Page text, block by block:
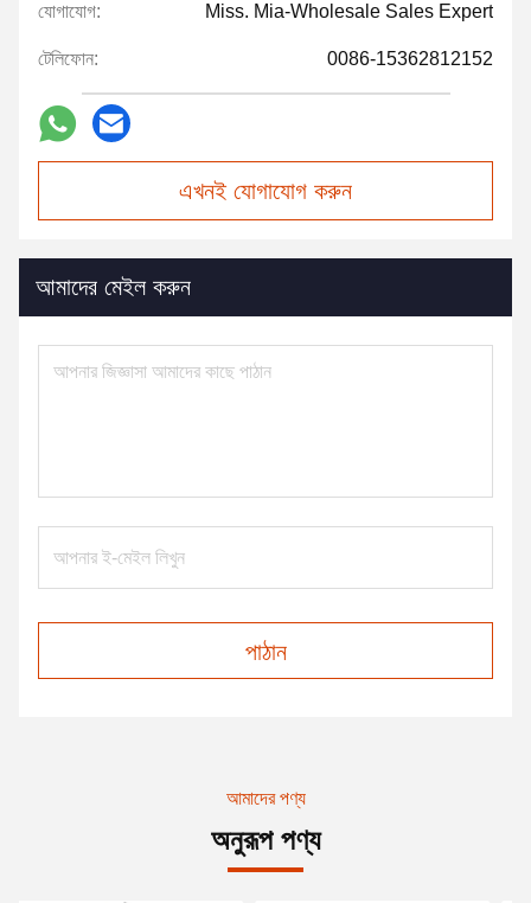
যোগাযোগ: Miss. Mia-Wholesale Sales Expert
টেলিফোন: 0086-15362812152
এখনই যোগাযোগ করুন
আমাদের মেইল করুন
পাঠান
আমাদের পণ্য
অনুরূপ পণ্য